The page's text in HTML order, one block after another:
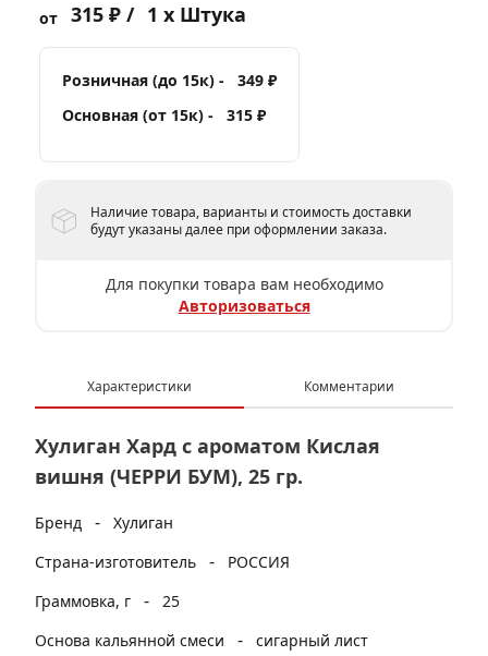
от 315 ₽ / 1 x Штука
Розничная (до 15к) -
349 ₽
Основная (от 15к) -
315 ₽
Наличие товара, варианты и стоимость доставки
будут указаны далее при оформлении заказа.
Для покупки товара вам необходимо
Авторизоваться
Характеристики Комментарии
Хулиган Хард с ароматом Кислая
вишня (ЧЕРРИ БУМ), 25 гр.
Бренд - Хулиган
Страна-изготовитель
-
РОССИЯ
Граммовка, г
- 25
Основа кальянной смеси
- сигарный лист